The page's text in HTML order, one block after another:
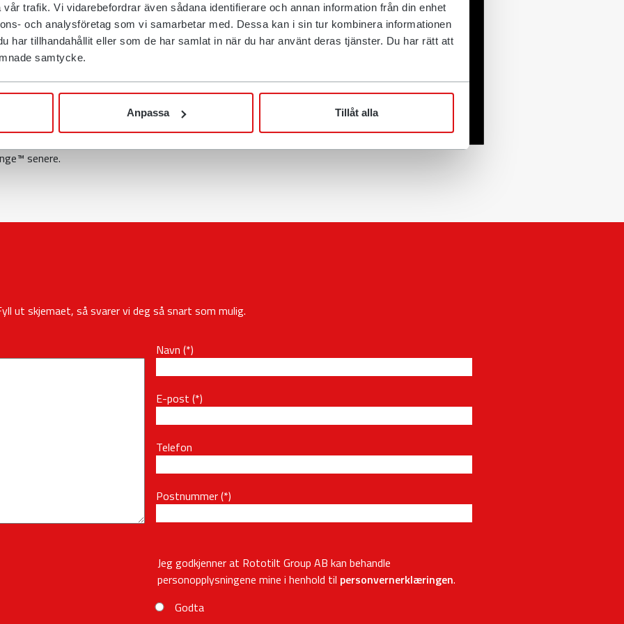
trafik. Vi vidarebefordrar även sådana identifierare och annan information från din enhet
och analysföretag som vi samarbetar med. Dessa kan i sin tur kombinera informationen
har tillhandahållit eller som de har samlat in när du har använt deras tjänster. Du har rätt att
samtycke.
Anpassa Tillåt alla
automatiske bytter av
Når du jobber med
og redskapsfestet
tiltrotatoren på og av
redskap, avhengig av
tiltrotatoren direkte
for raske
senere.
ut skjemaet, så svarer vi deg så snart som mulig.
Navn
E-post
Telefon
Postnummer
Jeg godkjenner at Rototilt Group AB kan behandle
personopplysningene mine i henhold til personvernerklæringen.
Godta